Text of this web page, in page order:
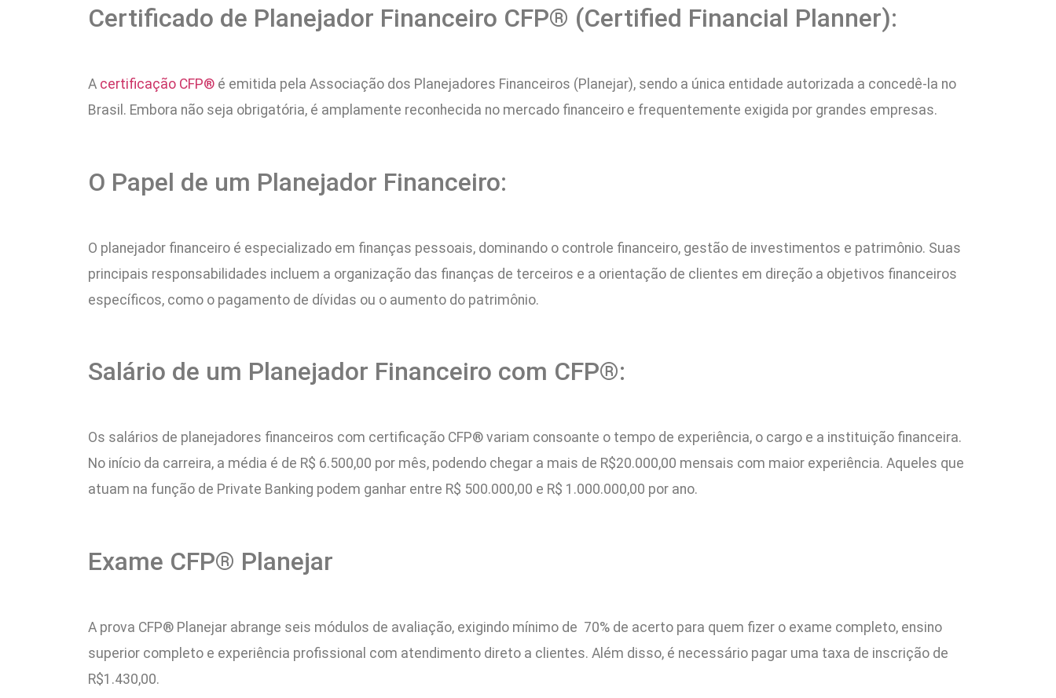
Certificado de Planejador Financeiro CFP® (Certified Financial Planner):
A certificação CFP® é emitida pela Associação dos Planejadores Financeiros (Planejar), sendo a única entidade autorizada a concedê-la no
Brasil. Embora não seja obrigatória, é amplamente reconhecida no mercado financeiro e frequentemente exigida por grandes empresas.
O Papel de um Planejador Financeiro:
O planejador financeiro é especializado em finanças pessoais, dominando o controle financeiro, gestão de investimentos e patrimônio. Suas
principais responsabilidades incluem a organização das finanças de terceiros e a orientação de clientes em direção a objetivos financeiros
específicos, como o pagamento de dívidas ou o aumento do patrimônio.
Salário de um Planejador Financeiro com CFP®:
Os salários de planejadores financeiros com certificação CFP® variam consoante o tempo de experiência, o cargo e a instituição financeira.
No início da carreira, a média é de R$ 6.500,00 por mês, podendo chegar a mais de R$20.000,00 mensais com maior experiência. Aqueles que
atuam na função de Private Banking podem ganhar entre R$ 500.000,00 e R$ 1.000.000,00 por ano.
Exame CFP® Planejar
A prova CFP® Planejar abrange seis módulos de avaliação, exigindo mínimo de 70% de acerto para quem fizer o exame completo, ensino
superior completo e experiência profissional com atendimento direto a clientes. Além disso, é necessário pagar uma taxa de inscrição de
R$1.430,00.